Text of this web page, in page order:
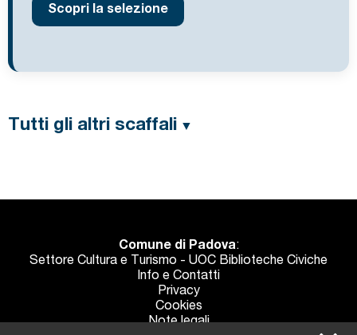
Scopri la selezione
Tutti gli altri scaffali
Comune di Padova:
Settore Cultura e Turismo - UOC Biblioteche Civiche
Info e Contatti
Privacy
Cookies
Note legali